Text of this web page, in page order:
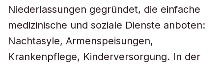
Niederlassungen gegründet, die einfache
medizinische und soziale Dienste anboten:
Nachtasyle, Armenspeisungen,
Krankenpflege, Kinderversorgung. In der